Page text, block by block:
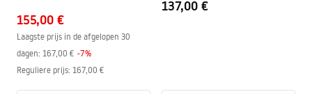
155,00 €
Laagste prijs in de afgelopen 30
dagen: 167,00 € -7%
Reguliere prijs: 167,00 €
137,00 €